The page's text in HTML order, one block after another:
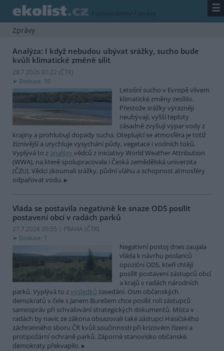
/ zpravodajství / zprávy ☰
Zprávy
Analýza: I když nebudou ubývat srážky, sucho bude
kvůli klimatické změně sílit
28.7.2026 01:22 (ČTK)
Diskuse: 50
Letošní sucho v Evropě vlivem
klimatické změny zesílilo.
Přestože srážky výrazněji
neubývají, vyšší teploty
zásadně zvyšují výpar vody z
krajiny a prohlubují dopady sucha. Oteplující se atmosféra je totiž
žíznivější a urychluje vysychání půdy, vegetace i vodních toků.
Vyplývá to z analýzy vědců z iniciativy World Weather Attribution
(WWA), na které spolupracovala i Česká zemědělská univerzita
(ČZU). Vědci zkoumali srážky, půdní vláhu a schopnost atmosféry
odpařovat vodu.
Vláda se postavila negativně ke snaze ODS posílit
postavení obcí v radách parků
27.7.2026 20:55 | PRAHA (ČTK)
Diskuse: 1
Negativní postoj dnes zaujala
vláda k návrhu poslanců
opoziční ODS, kteří chtějí
posílit postavení zástupců obcí
a krajů v radách národních
parků. Vyplývá to zvýsledků zasedání. Osm občanských
demokratů v čele s Janem Burešem chce posílit roli zástupců
samospráv při schvalování strategických dokumentů. Místa v
radách by navíc ze zákona obsazovali také zástupci Hasičského
záchranného sboru ČR kvůli součinnosti při krizovém řízení a
protipožární ochraně parků. Záporné stanovisko občanské
demokraty překvapilo.